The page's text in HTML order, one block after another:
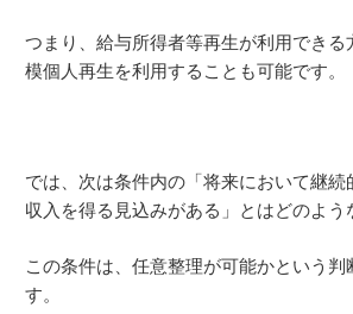
つまり、給与所得者等再生が利用できる
模個人再生を利用することも可能です。
では、次は条件内の「将来において継続
収入を得る見込みがある」とはどのよう
この条件は、任意整理が可能かという判
す。